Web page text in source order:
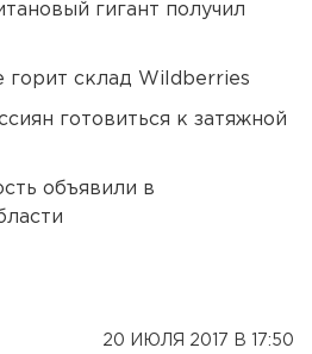
гигант получил
горит склад Wildberries
готовиться к затяжной
объявили в
20 ИЮЛЯ 2017 В 17:50